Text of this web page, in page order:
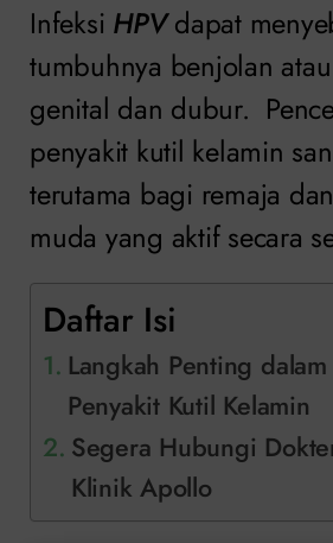
Infeksi HPVdapat
tumbuhnya benjolan
genital dan dubur.
penyakit kutil kelamin
terutama bagi remaja
muda yang aktif secara
Daftar Isi
Langkah Penting
Penyakit Kutil Kelamin
Segera Hubungi
Klinik Apollo